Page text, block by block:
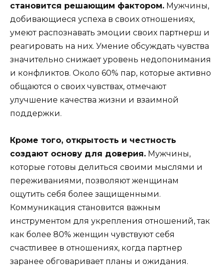
становится решающим фактором. Мужчины,
добивающиеся успеха в своих отношениях,
умеют распознавать эмоции своих партнерш и
реагировать на них. Умение обсуждать чувства
значительно снижает уровень недопонимания
и конфликтов. Около 60% пар, которые активно
общаются о своих чувствах, отмечают
улучшение качества жизни и взаимной
поддержки.
Кроме того, открытость и честность
создают основу для доверия. Мужчины,
которые готовы делиться своими мыслями и
переживаниями, позволяют женщинам
ощутить себя более защищенными.
Коммуникация становится важным
инструментом для укрепления отношений, так
как более 80% женщин чувствуют себя
счастливее в отношениях, когда партнер
заранее обговаривает планы и ожидания.